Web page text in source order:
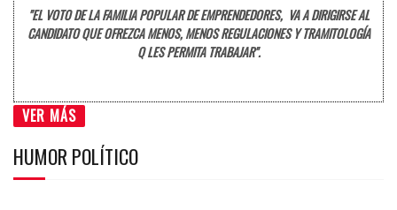
"EL VOTO DE LA FAMILIA POPULAR DE EMPRENDEDORES, VA A DIRIGIRSE AL
CANDIDATO QUE OFREZCA MENOS, MENOS REGULACIONES Y TRAMITOLOGÍA
Q LES PERMITA TRABAJAR".
VER MÁS
HUMOR POLÍTICO